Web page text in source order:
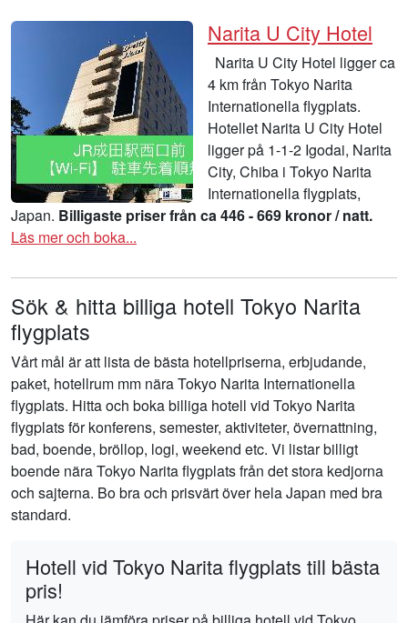
Narita U City Hotel
Narita U City Hotel ligger ca
4 km från Tokyo Narita
Internationella flygplats.
Hotellet Narita U City Hotel
ligger på 1-1-2 Igodai, Narita
City, Chiba i Tokyo Narita
Internationella flygplats,
Japan. Billigaste priser från ca 446 - 669 kronor / natt.
Läs mer och boka...
Sök & hitta billiga hotell Tokyo Narita
flygplats
Vårt mål är att lista de bästa hotellpriserna, erbjudande,
paket, hotellrum mm nära Tokyo Narita Internationella
flygplats. Hitta och boka billiga hotell vid Tokyo Narita
flygplats för konferens, semester, aktiviteter, övernattning,
bad, boende, bröllop, logi, weekend etc. Vi listar billigt
boende nära Tokyo Narita flygplats från det stora kedjorna
och sajterna. Bo bra och prisvärt över hela Japan med bra
standard.
Hotell vid Tokyo Narita flygplats till bästa
pris!